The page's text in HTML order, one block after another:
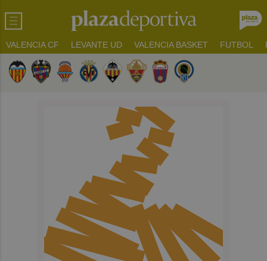
VALENCIA CF LEVANTE UD VALENCIA BASKET FUTBOL